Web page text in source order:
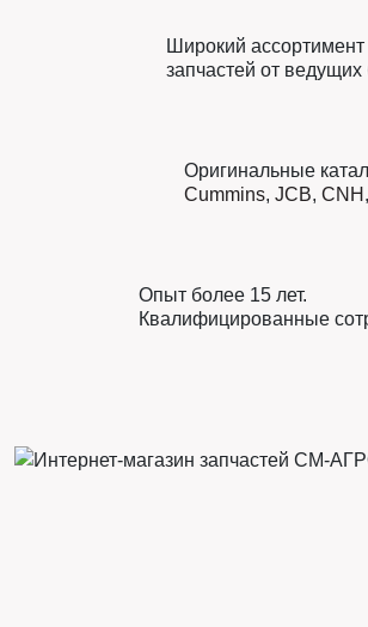
Широкий ассортимент
запчастей от ведущих
Оригинальные
Cummins, JCB, CNH ,
Опыт более 15 лет.
Квалифицированные